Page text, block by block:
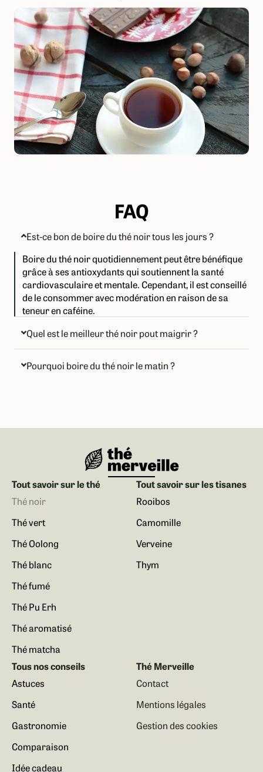
FAQ
Est-ce bon de boire du thé noir tous les jours ?
Boire du thé noir quotidiennement peut être bénéfique
grâce à ses antioxydants qui soutiennent la santé
cardiovasculaire et mentale. Cependant, il est conseillé
de le consommer avec modération en raison de sa
teneur en caféine.
Quel est le meilleur thé noir pout maigrir ?
Pourquoi boire du thé noir le matin ?
Tout savoir sur le thé
Thé noir
Thé vert
Thé Oolong
Thé blanc
Thé fumé
Thé Pu Erh
Thé aromatisé
Thé matcha
Tout savoir sur les tisanes
Rooibos
Camomille
Verveine
Thym
Tous nos conseils
Astuces
Santé
Gastronomie
Comparaison
Idée cadeau
Thé Merveille
Contact
Mentions légales
Gestion des cookies